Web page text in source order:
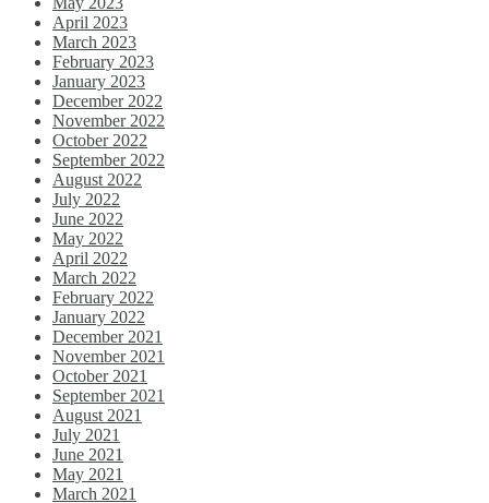
April 2023
March 2023
February 2023
January 2023
December 2022
November 2022
October 2022
September 2022
August 2022
July 2022
June 2022
May 2022
April 2022
March 2022
February 2022
January 2022
December 2021
November 2021
October 2021
September 2021
August 2021
July 2021
June 2021
May 2021
March 2021